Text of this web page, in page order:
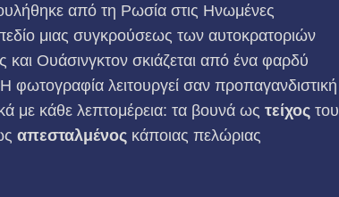
από τη Ρωσία στις Ηνωμένες
μιας συγκρούσεως των αυτοκρατοριών
Ουάσινγκτον σκιάζεται από ένα φαρδύ
φωτογραφία λειτουργεί σαν προπαγανδιστική
με κάθε λεπτομέρεια: τα βουνά ως τείχος του
απεσταλμένος κάποιας πελώριας